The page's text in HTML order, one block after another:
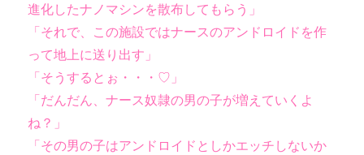
進化したナノマシンを散布してもらう」
「それで、この施設ではナースのアンドロイドを作
って地上に送り出す」
「そうするとぉ・・・♡」
「だんだん、ナース奴隷の男の子が増えていくよ
ね？」
「その男の子はアンドロイドとしかエッチしないか